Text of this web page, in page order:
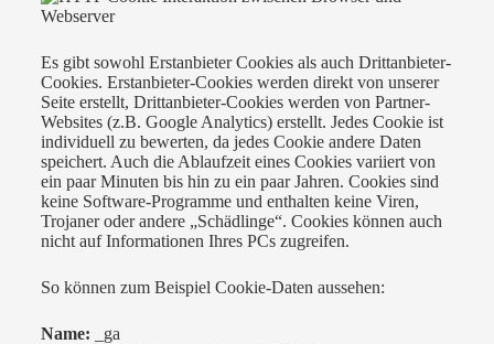
Es gibt sowohl Erstanbieter Cookies als auch Drittanbieter-
Cookies. Erstanbieter-Cookies werden direkt von unserer
Seite erstellt, Drittanbieter-Cookies werden von Partner-
Websites (z.B. Google Analytics) erstellt. Jedes Cookie ist
individuell zu bewerten, da jedes Cookie andere Daten
speichert. Auch die Ablaufzeit eines Cookies variiert von
ein paar Minuten bis hin zu ein paar Jahren. Cookies sind
keine Software-Programme und enthalten keine Viren,
Trojaner oder andere „Schädlinge“. Cookies können auch
nicht auf Informationen Ihres PCs zugreifen.
So können zum Beispiel Cookie-Daten aussehen:
Name: _ga